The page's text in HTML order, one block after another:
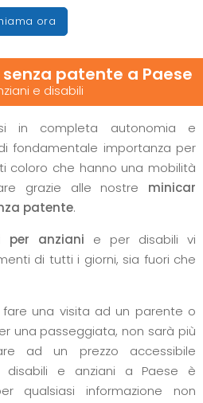
ora
patente a Paese
e disabili
in completa autonomia e
fondamentale importanza per
coloro che hanno una mobilità
grazie alle nostre minicar
patente.
per anziani e per disabili vi
di tutti i giorni, sia fuori che
una visita ad un parente o
una passeggiata, non sarà più
ad un prezzo accessibile
e anziani a Paese è
qualsiasi informazione non